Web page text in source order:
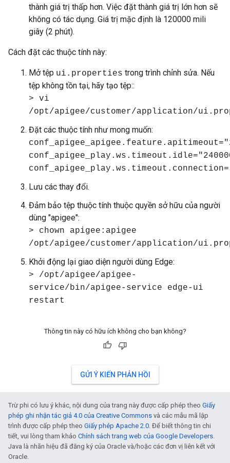
thành giá trị thấp hơn. Việc đặt thành giá trị lớn hơn sẽ
không có tác dụng. Giá trị mặc định là 120000 mili
giây (2 phút).
Cách đặt các thuộc tính này:
Mở tệp ui.properties trong trình chỉnh sửa. Nếu
tệp không tồn tại, hãy tạo tệp::
> vi
/opt/apigee/customer/application/
Đặt các thuộc tính như mong muốn:
Lưu các thay đổi.
Đảm bảo tệp thuộc tính thuộc quyền sở hữu của người
dùng "apigee":
> chown apigee:apigee
/opt/apigee/customer/application/
Khởi động lại giao diện người dùng Edge:
> /opt/apigee/apigee-
service/bin/apigee-service edge-ui
restart
Thông tin này có hữu ích không cho bạn không?
GỬI Ý KIẾN PHẢN HỒI
Trừ phi có lưu ý khác, nội dung của trang này được cấp phép theo Giấy
phép ghi nhận tác giả 4.0 của Creative Commons và các mẫu mã lập
trình được cấp phép theo Giấy phép Apache 2.0. Để biết thông tin chi
tiết, vui lòng tham khảo Chính sách trang web của Google Developers.
Java là nhãn hiệu đã đăng ký của Oracle và/hoặc các đơn vị liên kết với
Oracle.